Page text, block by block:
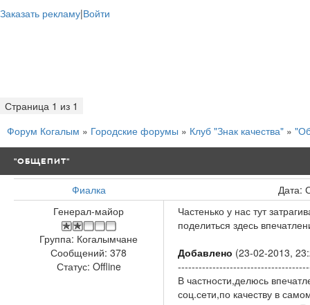
Заказать рекламу|Войти
Страница 1 из 1
Форум Когалым » Городские форумы » Клуб "Знак качества" »
"ОБЩЕПИТ"
Фиалка
Дата:
Генерал-майор
Группа: Когалымчане
Сообщений: 378
Статус: Offline
Частенько у нас тут
поделиться здесь
Добавлено (23-02-2013,
В частности,делюсь
соц.сети,по качеству в